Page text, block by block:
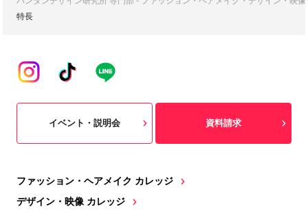
特長
ファッション・ヘアメイク カレッジ
デザイン・映像 カレッジ
イベント・説明会 資料請求